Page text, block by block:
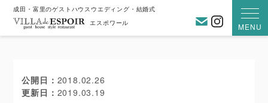
成田・富里のゲストハウスウエディング・結婚式
エスポワール
MENU
お問い合わ
公開日
2018.02.26
更新日
2019.03.19